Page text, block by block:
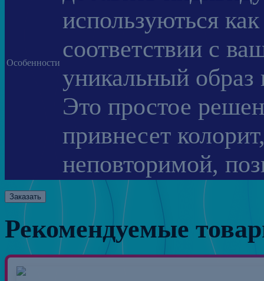
Особенности
используються
соответствии с
уникальный образ
Это простое
привнесет
неповторимой,
Заказать
Рекомендуемые